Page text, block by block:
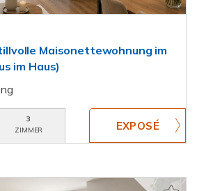
Maisonettewohnung im
im Haus)
3
ZIMMER